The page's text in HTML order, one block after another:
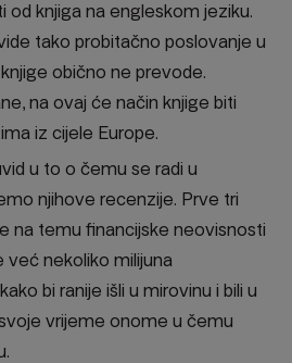
od knjiga na engleskom jeziku.
tako probitačno poslovanje u
obično ne prevode.
na ovaj će način knjige biti
iz cijele Europe.
u to o čemu se radi u
njihove recenzije. Prve tri
na temu financijske neovisnosti
već nekoliko milijuna
bi ranije išli u mirovinu i bili u
vrijeme onome u čemu